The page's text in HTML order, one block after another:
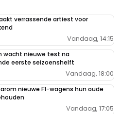
verrassende artiest voor
Vandaag, 14:15
wacht nieuwe test na
eerste seizoenshelft
Vandaag, 18:00
nieuwe F1-wagens hun oude
Vandaag, 17:05